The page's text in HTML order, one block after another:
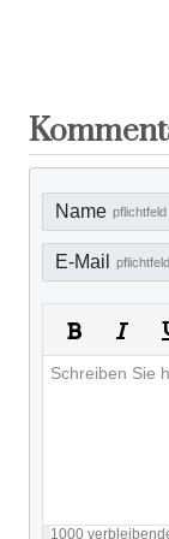
Name pflichtfeld
E-Mail
1000